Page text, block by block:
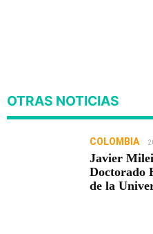
OTRAS NOTICIAS
COLOMBIA
Javier
Doctorado
de la